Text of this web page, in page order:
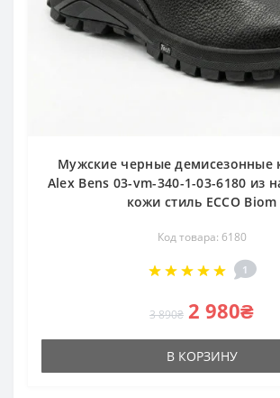
Мужские черные демисезонные
Alex Bens 03-vm-340-1-03-6180 из
кожи стиль ECCO Biom
Код товара: 6180
1
3 890₴ 2 980₴
В КОРЗИНУ